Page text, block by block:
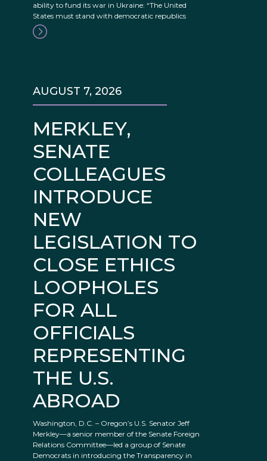
ability to fund its war in Ukraine: “The United
States must stand with democratic republics
MERKLEY,
SENATE
COLLEAGUES
INTRODUCE
NEW
LEGISLATION TO
CLOSE ETHICS
LOOPHOLES
FOR ALL
OFFICIALS
REPRESENTING
THE U.S.
ABROAD
AUGUST 7, 2026
Washington, D.C. – Oregon’s U.S. Senator Jeff
Merkley—a senior member of the Senate Foreign
Relations Committee—led a group of Senate
Democrats in introducing the Transparency in